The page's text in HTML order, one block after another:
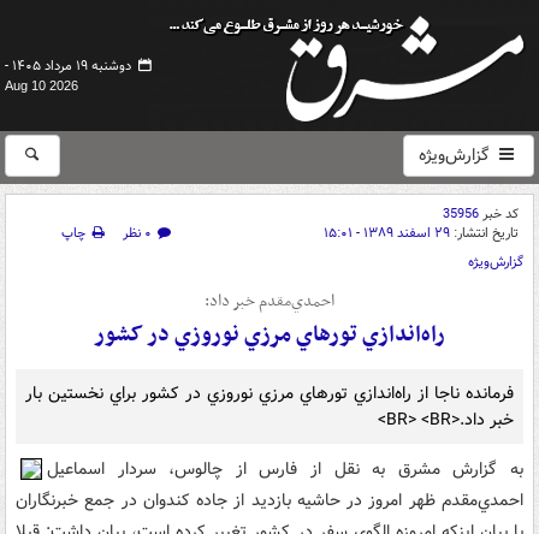
دوشنبه ۱۹ مرداد ۱۴۰۵ -
Aug 10 2026
گزارش‌ویژه
کد خبر35956
تاریخ انتشار: ۲۹ اسفند ۱۳۸۹ - ۱۵:۰۱ ۰ نظر
چاپ
گزارش‌ویژه
احمدي‌مقدم خبر داد:
راه‌اندازي تورهاي مرزي نوروزي در کشور
فرمانده ناجا از راه‌اندازي تورهاي مرزي نوروزي در کشور براي نخستين بار
خبر داد.<BR> <BR>
به گزارش مشرق به نقل از فارس از چالوس، سردار اسماعيل
احمدي‌مقدم ظهر امروز در حاشيه بازديد از جاده کندوان در جمع خبرنگاران